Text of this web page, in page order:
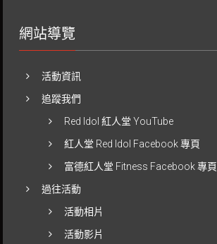
網站導覽
活動資訊
追蹤我們
Red Idol 紅人堂 YouTube
紅人堂 Red Idol Facebook 專頁
富德紅人堂 Fitness Facebook 專頁
過往活動
活動相片
活動影片